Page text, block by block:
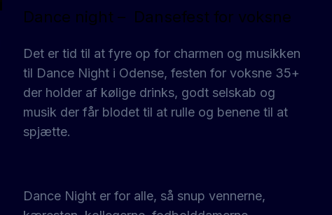
Dance night – Dansefest for voksne
Det er tid til at fyre op for charmen og musikken
til Dance Night i Odense, festen for voksne 35+
der holder af kølige drinks, godt selskab og
musik der får blodet til at rulle og benene til at
spjætte.
Dance Night er for alle, så snup vennerne,